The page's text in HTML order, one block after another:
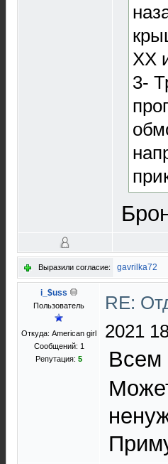
ХХ
3-
Выразили согласие: gavrilka72
i_$uss
Пользователь
Откуда: American girl
Сообщений: 1
Репутация: 5
RE:
2021
Всем